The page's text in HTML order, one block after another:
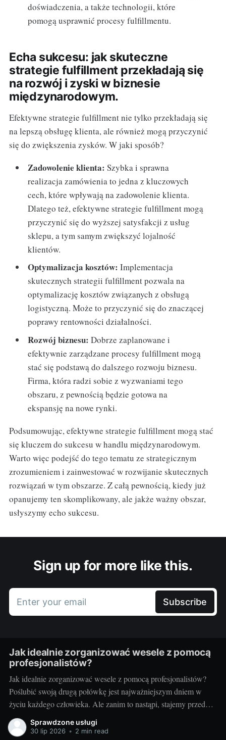
doświadczenia, a także technologii, które
pomogą usprawnić procesy fulfillmentu.
Echa sukcesu: jak skuteczne
strategie fulfillment przekładają się
na rozwój i zyski w biznesie
międzynarodowym.
Efektywne strategie fulfillment nie tylko przekładają się
na lepszą obsługę klienta, ale również mogą przyczynić
się do zwiększenia zysków. W jaki sposób?
Zadowolenie klienta: Szybka i sprawna
realizacja zamówienia to jedna z kluczowych
cech, które wpływają na zadowolenie klienta.
Dlatego też, efektywne strategie fulfillment mogą
przyczynić się do wyższej satysfakcji z usług
sklepu, a tym samym zwiększyć lojalność
klientów.
Optymalizacja kosztów: Implementacja
skutecznych strategii fulfillment pozwala na
optymalizację kosztów związanych z obsługą
logistyczną. Może to przyczynić się do znaczącej
poprawy rentowności działalności.
Rozwój biznesu: Dobrze zaplanowane i
efektywnie zarządzane procesy fulfillment mogą
stać się podstawą do dalszego rozwoju biznesu.
Firma, która radzi sobie z wyzwaniami tego
obszaru, z pewnością będzie gotowa na
ekspansję na nowe rynki.
Podsumowując, efektywne strategie fulfillment mogą stać
się kluczem do sukcesu w handlu międzynarodowym.
Warto więc podejść do tego tematu ze strategicznym
zrozumieniem i zainwestować w rozwijanie skutecznych
rozwiązań w tym obszarze. Z całą pewnością, kiedy już
opanujemy ten skomplikowany, ale jakże ważny obszar,
usłyszymy echo sukcesu.
Sign up for more like this.
Enter your email Subscribe
Jak idealnie zorganizować wesele z pomocą
profesjonalistów?
Jak idealnie zorganizować wesele z pomocą profesjonalistów?
Poślubić swoją drugą połówkę jest najważniejszym dniem w
życiu każdego człowieka. Ale zanim to nastąpi, stajemy przed
wielkim wyzwaniem – jak zorganizować ten najważniejszy
dzień? Czy warto skorzystać z usług profesjonalistów? Czy to
Sprawdzone usługi
30 lip 2026 • 2 min read